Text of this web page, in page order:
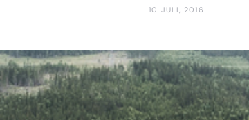
10 JULI, 2016